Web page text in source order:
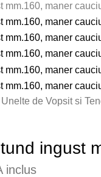
Unelte de Vopsit si
ingust
inclus